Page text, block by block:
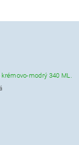
modrý 340 ML.